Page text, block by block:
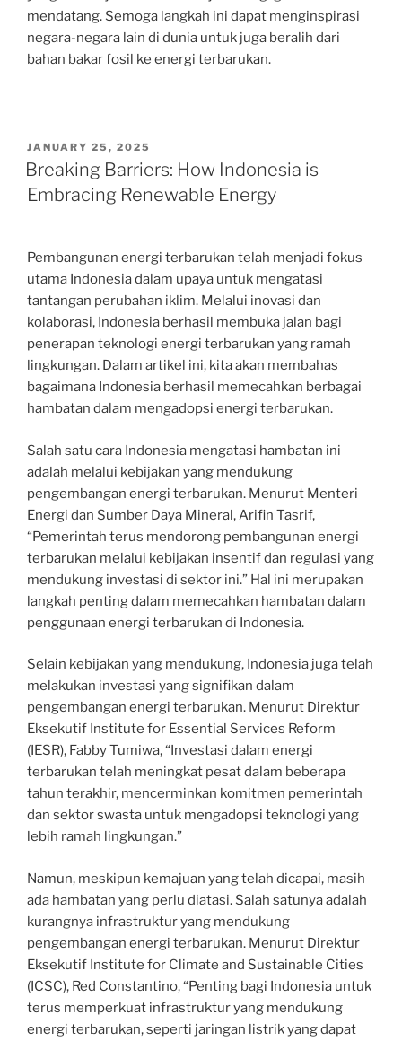
mendatang. Semoga langkah ini dapat menginspirasi
negara-negara lain di dunia untuk juga beralih dari
bahan bakar fosil ke energi terbarukan.
POSTED
ON
JANUARY 25, 2025
Breaking Barriers: How Indonesia is
Embracing Renewable Energy
Pembangunan energi terbarukan telah menjadi fokus
utama Indonesia dalam upaya untuk mengatasi
tantangan perubahan iklim. Melalui inovasi dan
kolaborasi, Indonesia berhasil membuka jalan bagi
penerapan teknologi energi terbarukan yang ramah
lingkungan. Dalam artikel ini, kita akan membahas
bagaimana Indonesia berhasil memecahkan berbagai
hambatan dalam mengadopsi energi terbarukan.
Salah satu cara Indonesia mengatasi hambatan ini
adalah melalui kebijakan yang mendukung
pengembangan energi terbarukan. Menurut Menteri
Energi dan Sumber Daya Mineral, Arifin Tasrif,
“Pemerintah terus mendorong pembangunan energi
terbarukan melalui kebijakan insentif dan regulasi yang
mendukung investasi di sektor ini.” Hal ini merupakan
langkah penting dalam memecahkan hambatan dalam
penggunaan energi terbarukan di Indonesia.
Selain kebijakan yang mendukung, Indonesia juga telah
melakukan investasi yang signifikan dalam
pengembangan energi terbarukan. Menurut Direktur
Eksekutif Institute for Essential Services Reform
(IESR), Fabby Tumiwa, “Investasi dalam energi
terbarukan telah meningkat pesat dalam beberapa
tahun terakhir, mencerminkan komitmen pemerintah
dan sektor swasta untuk mengadopsi teknologi yang
lebih ramah lingkungan.”
Namun, meskipun kemajuan yang telah dicapai, masih
ada hambatan yang perlu diatasi. Salah satunya adalah
kurangnya infrastruktur yang mendukung
pengembangan energi terbarukan. Menurut Direktur
Eksekutif Institute for Climate and Sustainable Cities
(ICSC), Red Constantino, “Penting bagi Indonesia untuk
terus memperkuat infrastruktur yang mendukung
energi terbarukan, seperti jaringan listrik yang dapat